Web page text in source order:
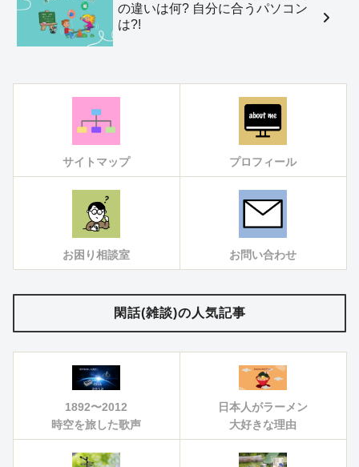
の違いは何? 自分に合うパソコン
は?!
サイトマップ プロフィール
お困り相談室 お問い合わせ
閑話(雑談)の人気記事
1892〜2012
時空を旅した歌声
日本人がラーメン
大好きな理由